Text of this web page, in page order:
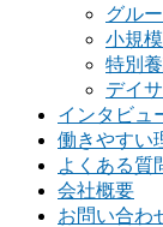
グル
小規
特別
デイ
インタビュ
働きやすい
よくある質
会社概要
お問い合わ